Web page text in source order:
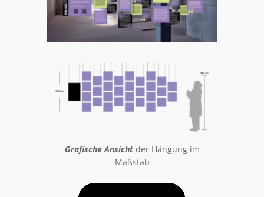
Grafische Ansichtder Hängung im
Maßstab